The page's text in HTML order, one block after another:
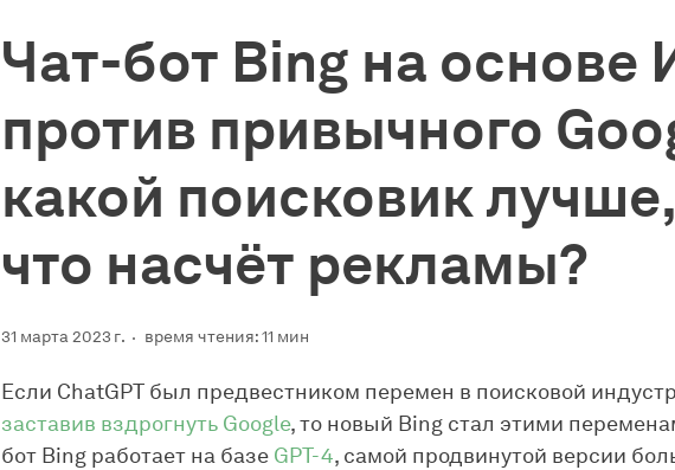
Чат-бот Bing на основе
против привычного
какой поисковик
что насчёт рекламы?
31 марта 2023 г. время чтения: 11 мин
Если ChatGPT был предвестником перемен в поисковой
заставив вздрогнуть Google, то новый Bing стал этими
бот Bing работает на базе GPT-4, самой продвинутой версии